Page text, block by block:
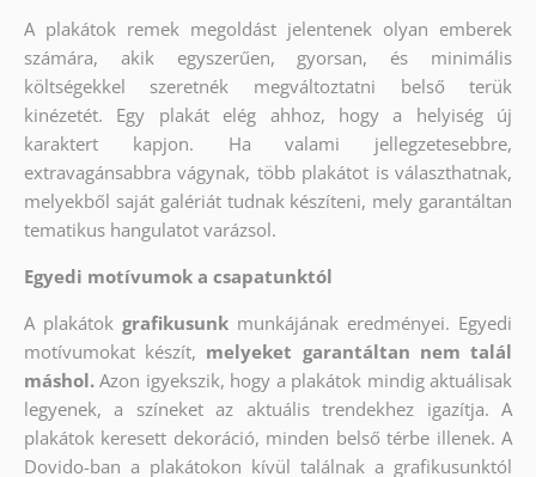
A plakátok remek megoldást jelentenek olyan emberek
számára, akik egyszerűen, gyorsan, és minimális
költségekkel szeretnék megváltoztatni belső terük
kinézetét. Egy plakát elég ahhoz, hogy a helyiség új
karaktert kapjon. Ha valami jellegzetesebbre,
extravagánsabbra vágynak, több plakátot is választhatnak,
melyekből saját galériát tudnak készíteni, mely garantáltan
tematikus hangulatot varázsol.
Egyedi motívumok a csapatunktól
A plakátok grafikusunk munkájának eredményei. Egyedi
motívumokat készít, melyeket garantáltan nem talál
máshol. Azon igyekszik, hogy a plakátok mindig aktuálisak
legyenek, a színeket az aktuális trendekhez igazítja. A
plakátok keresett dekoráció, minden belső térbe illenek. A
Dovido-ban a plakátokon kívül találnak a grafikusunktól